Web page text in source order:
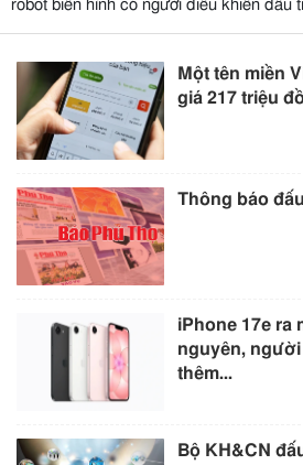
robot biến hình có người điều khiển đầu
Một tên miền
giá 217 triệu
Thông báo
iPhone 17e ra
nguyên,
thêm...
Bộ KH&CN